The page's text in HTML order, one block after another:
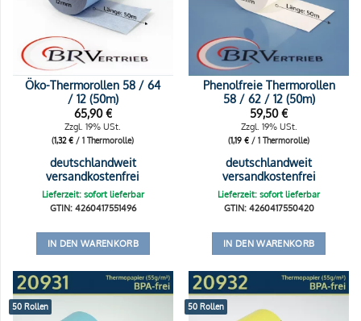
Öko-Thermorollen 58 / 64
/ 12 (50m)
65,90€
Zzgl. 19% USt.
(1,32€ / 1 Thermorolle)
deutschlandweit
versandkostenfrei
Lieferzeit: sofort lieferbar
GTIN: 4260417551496
IN DEN WARENKORB
Phenolfreie Thermorollen
58 / 62 / 12 (50m)
59,50€
Zzgl. 19% USt.
(1,19€ / 1 Thermorolle)
deutschlandweit
versandkostenfrei
Lieferzeit: sofort lieferbar
GTIN: 4260417550420
IN DEN WARENKORB
50 Rollen 50 Rollen